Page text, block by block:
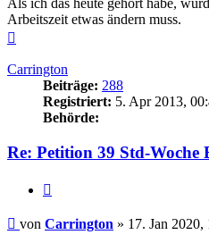
Als ich das heute gehört habe,
Arbeitszeit etwas ändern muss.
Carrington
Beiträge: 288
Registriert: 5. Apr 2013,
Behörde:
Re: Petition 39 Std-Woche
Beitrag
von Carrington » 17. Jan 2020,